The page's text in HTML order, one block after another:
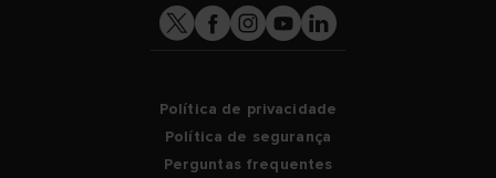
Política de privacidade
Política de segurança
Perguntas frequentes